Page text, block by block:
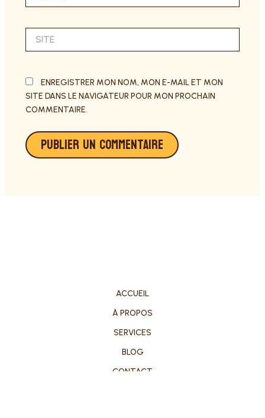
ENREGISTRER MON NOM, MON E-MAIL ET MON
SITE DANS LE NAVIGATEUR POUR MON PROCHAIN
COMMENTAIRE.
ACCUEIL
À PROPOS
SERVICES
BLOG
CONTACT